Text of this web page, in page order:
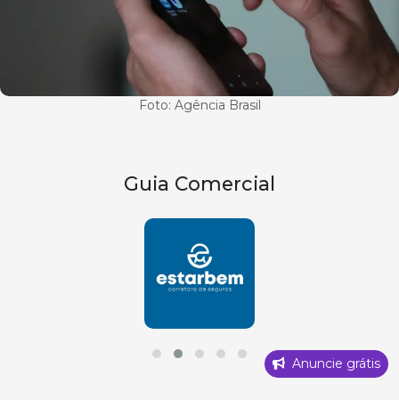
Foto: Agência Brasil
Guia Comercial
Anuncie grátis